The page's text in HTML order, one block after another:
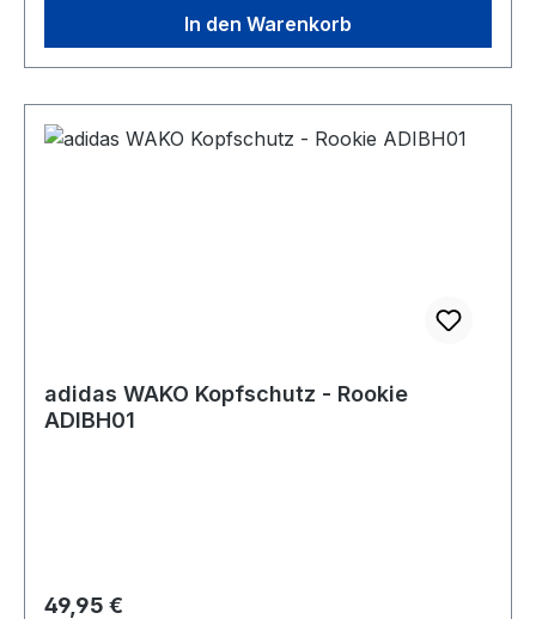
In den Warenkorb
adidas WAKO Kopfschutz - Rookie
ADIBH01
Regulärer Preis:
49,95 €